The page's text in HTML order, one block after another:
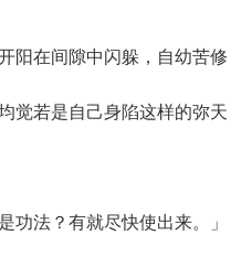
在间隙中闪躲，自幼苦修
觉若是自己身陷这样的弥天
法？有就尽快使出来。」